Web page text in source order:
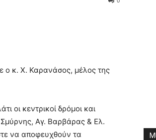
ο κ. Χ. Καρανάσος, μέλος της
οι κεντρικοί δρόμοι και
Αγ. Βαρβάρας & Ελ.
να αποφευχθούν τα